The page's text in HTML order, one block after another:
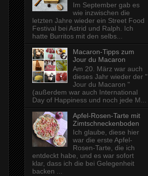
Im September gab es
wie inzwischen die
letzten Jahre wieder ein Street Food
Festival bei Astrid und Ralph. Ich
hatte Burritos mit den selbs...
Macaron-Tipps zum
Jour du Macaron
Am 20. März war auch
dieses Jahr wieder der "
Jour du Macaron "
(außerdem war auch International
Day of Happiness und noch jede M...
Apfel-Rosen-Tarte mit
Zimtschneckenboden
Ich glaube, diese hier
war die erste Apfel-
Rosen-Tarte, die ich
entdeckt habe, und es war sofort
klar, dass ich die bei Gelegenheit
backen ...